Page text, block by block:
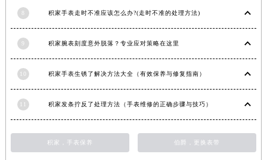
江西省九江市浔阳区浔阳路积家售后服务中心（需提前预约）
江西省上饶市信州区滨江西路积家售后服务中心（需提前预约）
山东省德州市德城区东风中路积家售后服务中心（需提前预约）
8 积家手表走时不准应该怎么办?(走时不准的处理方法)
9 积家腕表刻度意外脱落？专业应对策略在这里
10 积家手表生锈了解决方法大全（有效保养与修复指南）
11 积家发条拧反了处理方法（手表维修的正确步骤与技巧）
积家，手表保养 伯爵，更换表带